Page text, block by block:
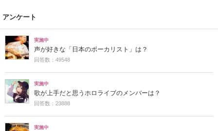
アンケート
実施中
声が好きな「日本のボーカリスト」は？
回答数：49548
実施中
歌が上手だと思うホロライブのメンバーは？
回答数：23888
実施中